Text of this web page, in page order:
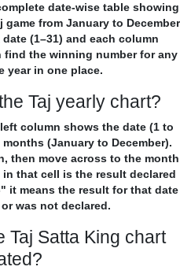
date-wise table showing
from January to December
(1–31) and each column
find the winning number for any
year in one place.
Taj yearly chart?
column shows the date (1 to
(January to December).
then move across to the month
that cell is the result declared
it means the result for that date
was not declared.
Taj Satta King chart